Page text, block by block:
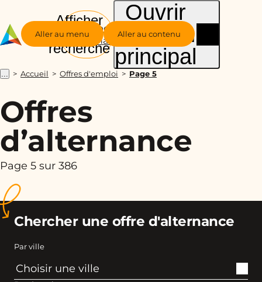
Aller au menu Aller au contenu
Groupe
Alternance
Afficher
la
recherche
Ouvrir
le menu
principal
... Accueil Offres d'emploi Page 5
Offres
d’alternance
Page 5 sur 386
Chercher une offre d'alternance
Par ville